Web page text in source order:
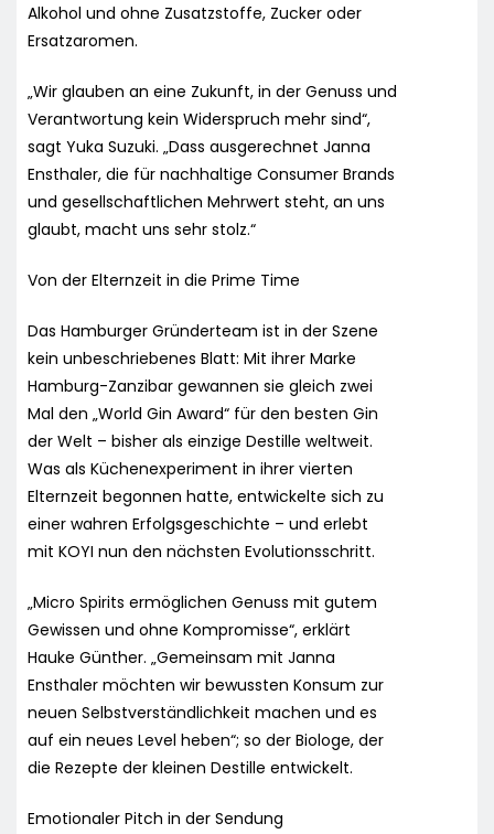
Alkohol und ohne Zusatzstoffe, Zucker oder
Ersatzaromen.
„Wir glauben an eine Zukunft, in der Genuss und
Verantwortung kein Widerspruch mehr sind“,
sagt Yuka Suzuki. „Dass ausgerechnet Janna
Ensthaler, die für nachhaltige Consumer Brands
und gesellschaftlichen Mehrwert steht, an uns
glaubt, macht uns sehr stolz.“
Von der Elternzeit in die Prime Time
Das Hamburger Gründerteam ist in der Szene
kein unbeschriebenes Blatt: Mit ihrer Marke
Hamburg-Zanzibar gewannen sie gleich zwei
Mal den „World Gin Award“ für den besten Gin
der Welt – bisher als einzige Destille weltweit.
Was als Küchenexperiment in ihrer vierten
Elternzeit begonnen hatte, entwickelte sich zu
einer wahren Erfolgsgeschichte – und erlebt
mit KOYI nun den nächsten Evolutionsschritt.
„Micro Spirits ermöglichen Genuss mit gutem
Gewissen und ohne Kompromisse“, erklärt
Hauke Günther. „Gemeinsam mit Janna
Ensthaler möchten wir bewussten Konsum zur
neuen Selbstverständlichkeit machen und es
auf ein neues Level heben“; so der Biologe, der
die Rezepte der kleinen Destille entwickelt.
Emotionaler Pitch in der Sendung